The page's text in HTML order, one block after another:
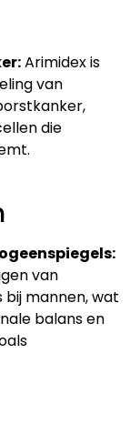
Arimidex is
van
die
van
mannen, wat
balans en